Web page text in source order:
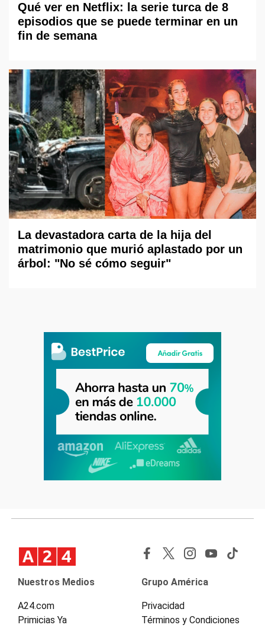
Qué ver en Netflix: la serie turca de 8
episodios que se puede terminar en un
fin de semana
La devastadora carta de la hija del
matrimonio que murió aplastado por un
árbol: "No sé cómo seguir"
Nuestros Medios
A24.com
Primicias Ya
Grupo América
Privacidad
Términos y Condiciones